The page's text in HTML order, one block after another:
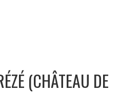
(CHÂTEAU DE